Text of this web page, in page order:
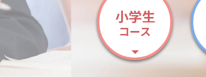
小学生
コース